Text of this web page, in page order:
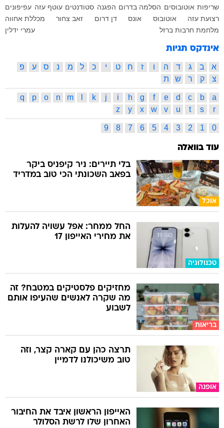
שריפות אוטובוסים הסלמה בדרום הפגנה סטודנטים עוטף עזה עפיפונים
רצועת עזה
אוטובוס אונס דן דרום זאב צחור
מכללת אחווה
מלחמת חרבות ברזל
עמרי ידלין
אינדקס תגיות
א ב ג ד ה ו ז ח ט י כ ל מ נ ס ע
פ
צ
ק ר ש ת
a
b
c
d
e
f
g
h
i
j
k
m
n
o
p
q
r
s
t
u
v
w
x
y
z
0
1
2
3
4
5
6
7
8
9
עוד בוואלה
אוכל
בלי תיירים: ניר קיפניס ביקר
בפאב השכונתי הכי טוב במדריד
טכנולוגיה
החל ממחר: אפל עשויה להעלות
את מחירי האייפון 17
בריאות
מחזיקים פלסטיקים במטבח? זה
מה שקרה לאנשים שהעיפו אותם
לשבוע
אופנה
תרצה כהן עם קארה קצר, וזה
טוב משיכולנו לדמיין
האייפון הראשון איבד את החיבור
האחרון שלו לרשת הסלולר